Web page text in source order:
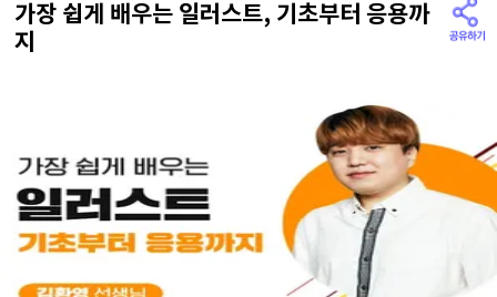
가장 쉽게 배우는 일러스트, 기초부터 응용까
지